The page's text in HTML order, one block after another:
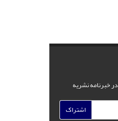
خبرنامه نشریه
اشتراک